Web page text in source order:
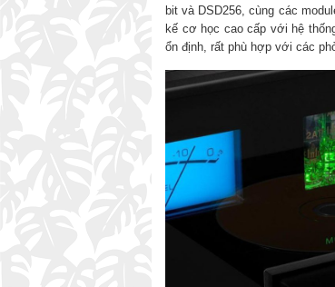
bit và DSD256, cùng các
kế cơ học cao cấp với hệ
ổn định, rất phù hợp với các